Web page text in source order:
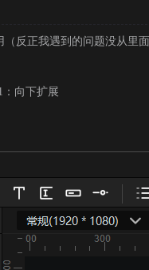
反正我遇到的问题没从里
向下扩展